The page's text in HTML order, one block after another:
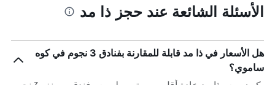
الأسئلة الشائعة عند حجز ذا مد
هل الأسعار في ذا مد قابلة للمقارنة بفنادق 3 نجوم في كوه
ساموي؟